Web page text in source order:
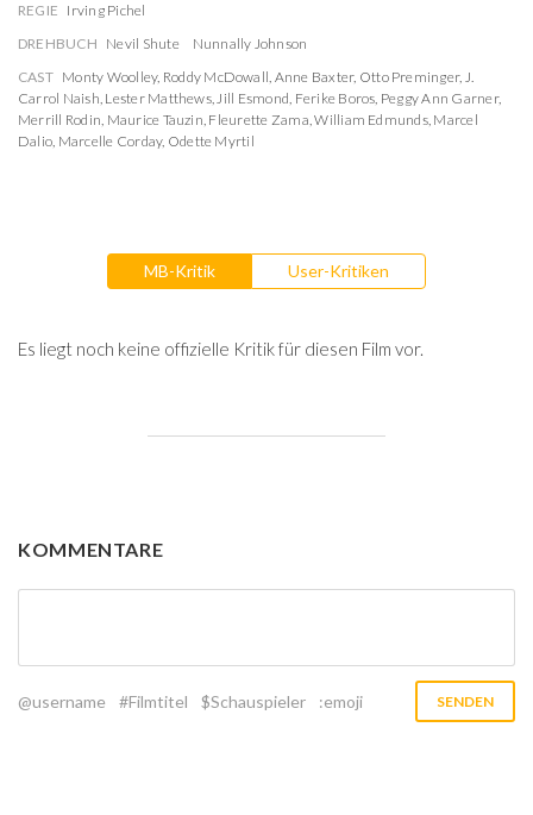
REGIE Irving Pichel
DREHBUCH Nevil Shute
Nunnally Johnson
CAST Monty Woolley, Roddy McDowall, Anne Baxter, Otto Preminger, J.
Carrol Naish, Lester Matthews,Jill Esmond, Ferike Boros, Peggy Ann Garner,
Merrill Rodin, Maurice Tauzin, Fleurette Zama,William Edmunds, Marcel
Dalio, Marcelle Corday, Odette Myrtil
MB-Kritik User-Kritiken
Es liegt noch keine offizielle Kritik für diesen Film vor.
KOMMENTARE
@username #Filmtitel $Schauspieler :emoji